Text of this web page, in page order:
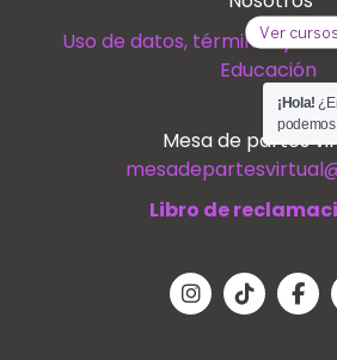
Uso de datos, términos y
Educación
Mesa de partes
Libro de
¡Hola!
Ver